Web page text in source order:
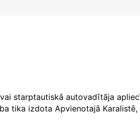
starptautiskā autovadītāja
tika izdota Apvienotajā